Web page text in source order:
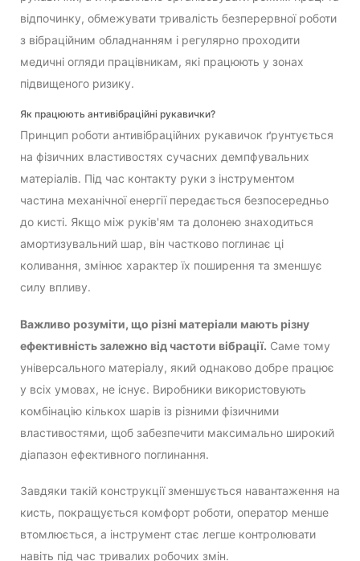
відпочинку, обмежувати тривалість безперервної роботи
з вібраційним обладнанням і регулярно проходити
медичні огляди працівникам, які працюють у зонах
підвищеного ризику.
Як працюють антивібраційні рукавички?
Принцип роботи антивібраційних рукавичок ґрунтується
на фізичних властивостях сучасних демпфувальних
матеріалів. Під час контакту руки з інструментом
частина механічної енергії передається безпосередньо
до кисті. Якщо між руків'ям та долонею знаходиться
амортизувальний шар, він частково поглинає ці
коливання, змінює характер їх поширення та зменшує
силу впливу.
Важливо розуміти, що різні матеріали мають різну
ефективність залежно від частоти вібрації. Саме тому
універсального матеріалу, який однаково добре працює
у всіх умовах, не існує. Виробники використовують
комбінацію кількох шарів із різними фізичними
властивостями, щоб забезпечити максимально широкий
діапазон ефективного поглинання.
Завдяки такій конструкції зменшується навантаження на
кисть, покращується комфорт роботи, оператор менше
втомлюється, а інструмент стає легше контролювати
навіть під час тривалих робочих змін.